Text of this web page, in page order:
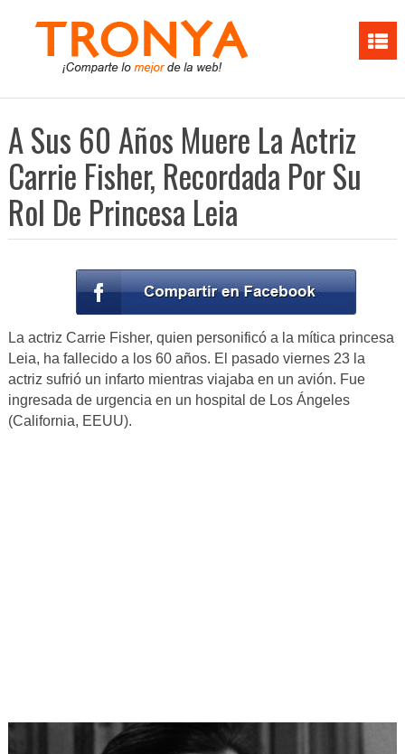
A Sus 60 Años Muere La Actriz
Carrie Fisher, Recordada Por Su
Rol De Princesa Leia
La actriz Carrie Fisher, quien personificó a la mítica princesa
Leia, ha fallecido a los 60 años. El pasado viernes 23 la
actriz sufrió un infarto mientras viajaba en un avión. Fue
ingresada de urgencia en un hospital de Los Ángeles
(California, EEUU).